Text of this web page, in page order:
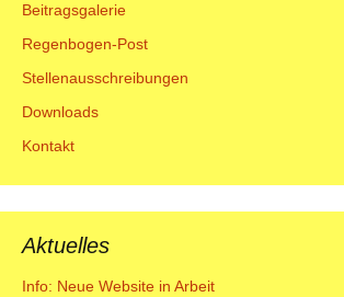
Beitragsgalerie
Regenbogen-Post
Stellenausschreibungen
Downloads
Kontakt
Aktuelles
Info: Neue Website in Arbeit